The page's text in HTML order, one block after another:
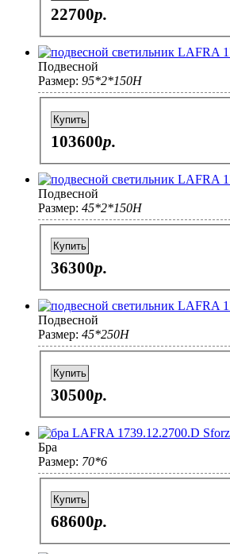
22700p.
Подвесной
Размер: 95*2*150H
Купить
103600p.
Подвесной
Размер: 45*2*150H
Купить
36300p.
Подвесной
Размер: 45*250H
Купить
30500p.
Бра
Размер: 70*6
Купить
68600p.